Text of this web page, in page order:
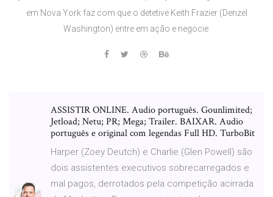
em Nova York faz com que o detetive Keith Frazier (Denzel
Washington) entre em ação e negocie
ASSISTIR ONLINE. Audio português. Gounlimited;
Jetload; Netu; PR; Mega; Trailer. BAIXAR. Audio
português e original com legendas Full HD. TurboBit
Harper (Zoey Deutch) e Charlie (Glen Powell) são
dois assistentes executivos sobrecarregados e
mal pagos, derrotados pela competição acirrada